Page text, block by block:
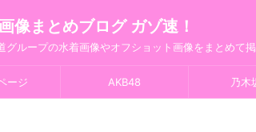
像まとめブログ ガゾ速！
グループの水着画像やオフショット画像をまとめて掲
ージ AKB48 乃木